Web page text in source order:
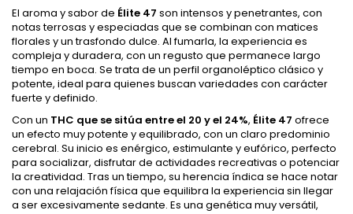
El aroma y sabor de Élite 47 son intensos y penetrantes, con
notas terrosas y especiadas que se combinan con matices
florales y un trasfondo dulce. Al fumarla, la experiencia es
compleja y duradera, con un regusto que permanece largo
tiempo en boca. Se trata de un perfil organoléptico clásico y
potente, ideal para quienes buscan variedades con carácter
fuerte y definido.
Con un THC que se sitúa entre el 20 y el 24%, Élite 47 ofrece
un efecto muy potente y equilibrado, con un claro predominio
cerebral. Su inicio es enérgico, estimulante y eufórico, perfecto
para socializar, disfrutar de actividades recreativas o potenciar
la creatividad. Tras un tiempo, su herencia índica se hace notar
con una relajación física que equilibra la experiencia sin llegar
a ser excesivamente sedante. Es una genética muy versátil,